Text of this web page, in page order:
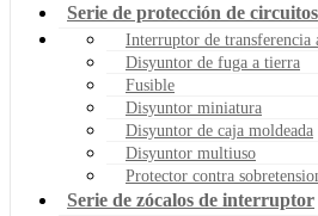
Serie de protección de circuitos
Interruptor de transferencia
Disyuntor de fuga a tierra
Fusible
Disyuntor miniatura
Disyuntor de caja moldeada
Disyuntor multiuso
Protector contra
Serie de zócalos de interruptor